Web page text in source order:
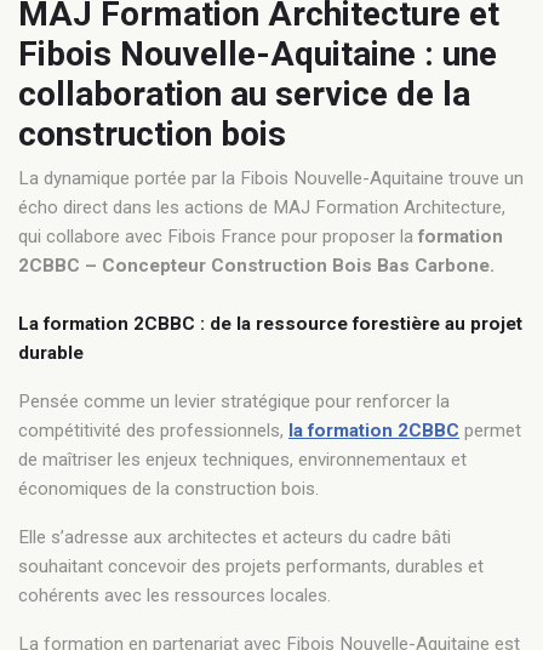
MAJ Formation Architecture et
Fibois Nouvelle-Aquitaine : une
collaboration au service de la
construction bois
La dynamique portée par la Fibois Nouvelle-Aquitaine trouve un
écho direct dans les actions de MAJ Formation Architecture,
qui collabore avec Fibois France pour proposer la formation
2CBBC – Concepteur Construction Bois Bas Carbone.
La formation 2CBBC : de la ressource forestière au projet
durable
Pensée comme un levier stratégique pour renforcer la
compétitivité des professionnels, la formation 2CBBC permet
de maîtriser les enjeux techniques, environnementaux et
économiques de la construction bois.
Elle s’adresse aux architectes et acteurs du cadre bâti
souhaitant concevoir des projets performants, durables et
cohérents avec les ressources locales.
La formation en partenariat avec Fibois Nouvelle-Aquitaine est